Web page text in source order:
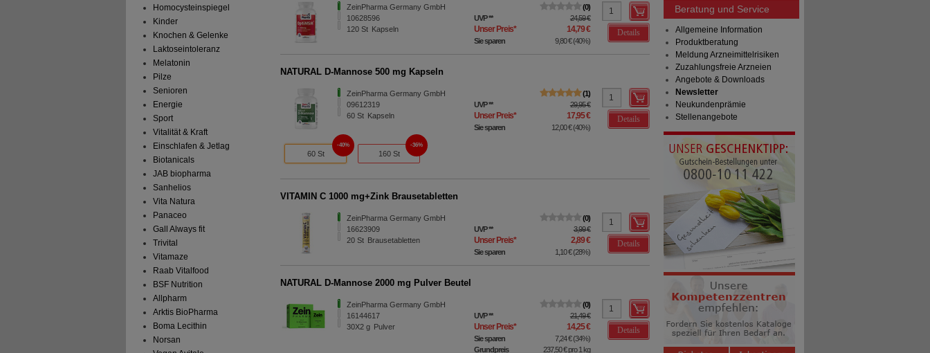
Homocysteinspiegel
Kinder
Knochen & Gelenke
Laktoseintoleranz
Melatonin
Pilze
Senioren
Energie
Sport
Vitalität & Kraft
Einschlafen & Jetlag
Biotanicals
JAB biopharma
Sanhelios
Vita Natura
Panaceo
Gall Always fit
Trivital
Vitamaze
Raab Vitalfood
BSF Nutrition
Allpharm
Arktis BioPharma
Boma Lecithin
Norsan
ZeinPharma Germany GmbH
10628596
120St Kapseln
0
UVP** 24,59 €
Unser Preis* 14,79 €
Sie sparen 9,80 €(40%)
Details
NATURAL D-Mannose 500 mg Kapseln
ZeinPharma Germany GmbH
09612319
60St Kapseln
1
UVP** 29,95 €
Unser Preis* 17,95 €
Sie sparen 12,00 €(40%)
Details
60 St
40%
160 St
36%
VITAMIN C 1000 mg+Zink Brausetabletten
ZeinPharma Germany GmbH
16623909
20St Brausetabletten
0
UVP** 3,99 €
Unser Preis* 2,89 €
Sie sparen 1,10 €(28%)
Details
NATURAL D-Mannose 2000 mg Pulver Beutel
ZeinPharma Germany GmbH
16144617
30X2g Pulver
0
UVP** 21,49 €
Unser Preis* 14,25 €
Sie sparen 7,24 €(34%)
Grundpreis
237,50 €pro 1 kg
Details
Beratung und Service
Allgemeine Information
Produktberatung
Meldung Arzneimittelrisiken
Zuzahlungsfreie Arzneien
Angebote & Downloads
Newsletter
Neukundenprämie
Stellenangebote